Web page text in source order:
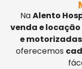
NaAlento
venda e
e motorizadas
oferecemos